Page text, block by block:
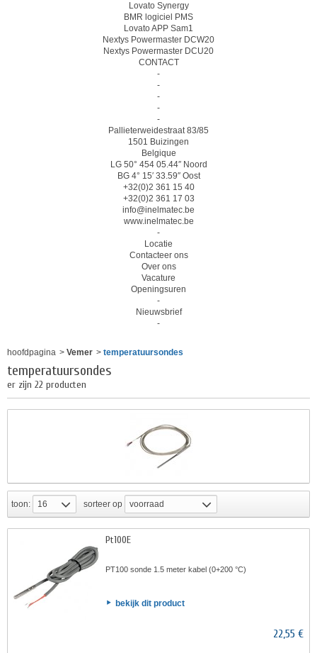
Lovato Synergy
BMR logiciel PMS
Lovato APP Sam1
Nextys Powermaster DCW20
Nextys Powermaster DCU20
CONTACT
-
-
-
-
-
Pallieterweidestraat 83/85
1501 Buizingen
Belgique
LG 50° 454 05.44″ Noord
BG 4° 15′ 33.59″ Oost
+32(0)2 361 15 40
+32(0)2 361 17 03
info@inelmatec.be
www.inelmatec.be
-
Locatie
Contacteer ons
Over ons
Vacature
Openingsuren
-
Nieuwsbrief
-
hoofdpagina > Vemer > temperatuursondes
temperatuursondes
er zijn 22 producten
toon: 16 sorteer op voorraad
Pt100E
PT100 sonde 1.5 meter kabel (0+200 °C)
bekijk dit product
22,55 €